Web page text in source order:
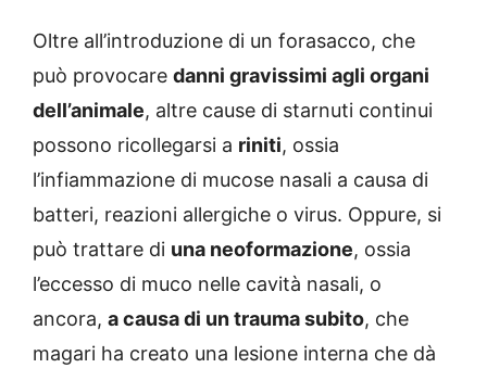
Oltre all’introduzione di un forasacco, che
può provocare danni gravissimi agli organi
dell’animale, altre cause di starnuti continui
possono ricollegarsi a riniti, ossia
l’infiammazione di mucose nasali a causa di
batteri, reazioni allergiche o virus. Oppure, si
può trattare di una neoformazione, ossia
l’eccesso di muco nelle cavità nasali, o
ancora, a causa di un trauma subito, che
magari ha creato una lesione interna che dà